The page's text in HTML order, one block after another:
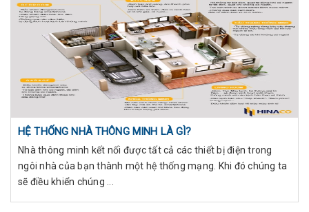
HỆ THỐNG NHÀ THÔNG MINH LÀ GÌ?
Nhà thông minh kết nối được tất cả các thiết bị điện trong
ngôi nhà của bạn thành một hệ thống mạng. Khi đó chúng ta
sẽ điều khiển chúng ...